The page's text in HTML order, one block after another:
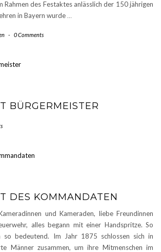
Rahmen des Festaktes anlässlich der 150 jährigen
in Bayern wurde …
- 0 Comments
BÜRGERMEISTER
DES KOMMANDATEN
und Kameraden, liebe Freundinnen
alles begann mit einer Handspritze. So
so bedeutend. Im Jahr 1875 schlossen sich in
Männer zusammen, um ihre Mitmenschen im